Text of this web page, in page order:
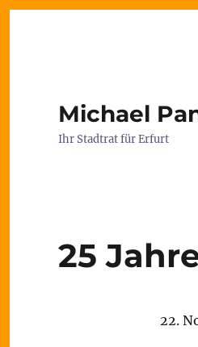
Michael
Ihr Stadtrat für Erfurt
25
22.